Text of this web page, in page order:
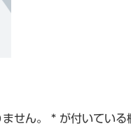
せん。 * が付いている